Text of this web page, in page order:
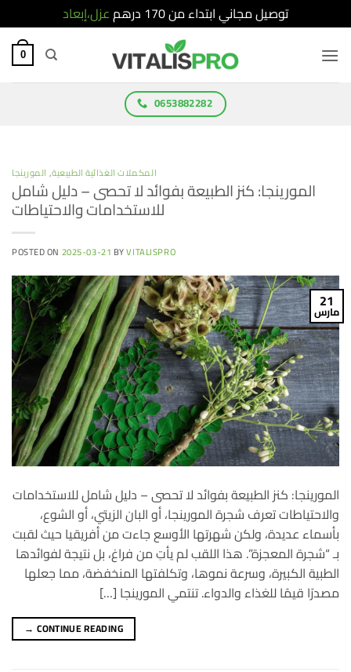
توصيل مجاني ابتداء من 170 درهم
عزل،إبعاد
0
0653882282
المكملات الغذائية الطبيعية, المورينجا
المورينجا: كنز الطبيعة بفوائد لا تحصى – دليل شامل
للاستخدامات والاحتياطات
POSTED ON 2025-03-21 BYVITALISPRO
21
مارس
المورينجا: كنز الطبيعة بفوائد لا تحصى – دليل شامل للاستخدامات
والاحتياطات تعرف شجرة المورينجا، أو البان الزيتي، أو الشوع،
بأسماء عديدة، ولكن شهرتها الأوسع جاءت من أفريقيا حيث لقبت
بـ “شجرة المعجزة”. هذا اللقب لم يأتِ من فراغ، بل نتيجة لفوائدها
الطبية الكبيرة، وسرعة نموها، وتكلفتها المنخفضة، مما جعلها
مصدرًا قيمًا للغذاء والدواء. تنتمي المورينجا […]
CONTINUE READING
→